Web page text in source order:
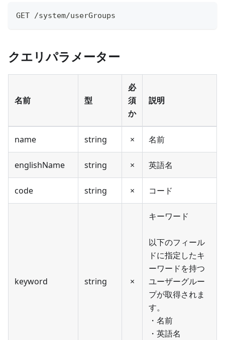
GET /system/userGroups
クエリパラメーター
名前 型
必
須
か
説明
name string × 名前
englishName string × 英語名
code string × コード
keyword string ×
キーワード
以下のフィール
ドに指定したキ
ーワードを持つ
ユーザーグルー
プが取得されま
す。
・名前
・英語名